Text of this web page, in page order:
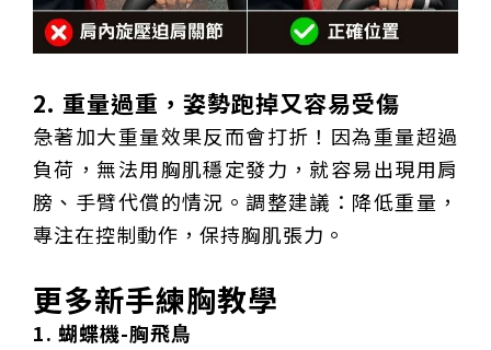
2. 重量過重，姿勢跑掉又容易受傷
急著加大重量效果反而會打折！因為重量超過
負荷，無法用胸肌穩定發力，就容易出現用肩
膀、手臂代償的情況。調整建議：降低重量，
專注在控制動作，保持胸肌張力。
更多新手練胸教學
1. 蝴蝶機-胸飛鳥